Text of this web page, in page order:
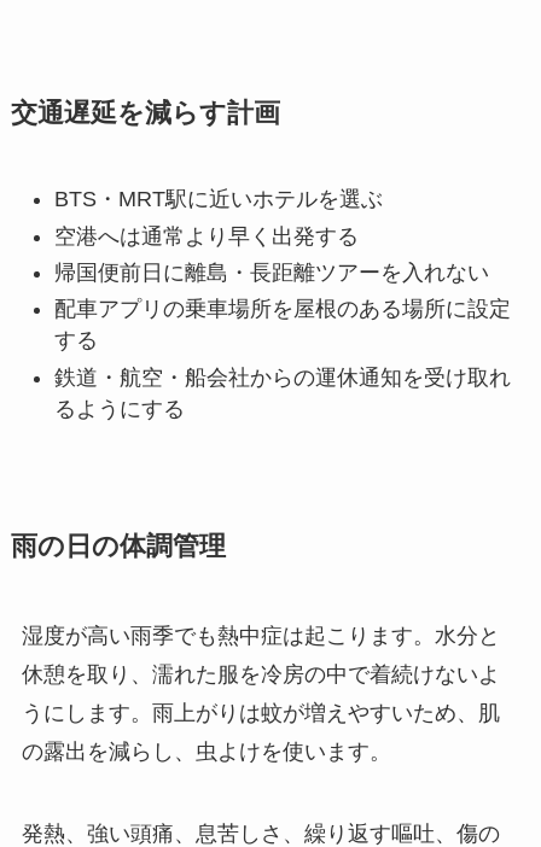
交通遅延を減らす計画
BTS・MRT駅に近いホテルを選ぶ
空港へは通常より早く出発する
帰国便前日に離島・長距離ツアーを入れない
配車アプリの乗車場所を屋根のある場所に設定
する
鉄道・航空・船会社からの運休通知を受け取れ
るようにする
雨の日の体調管理
湿度が高い雨季でも熱中症は起こります。水分と
休憩を取り、濡れた服を冷房の中で着続けないよ
うにします。雨上がりは蚊が増えやすいため、肌
の露出を減らし、虫よけを使います。
発熱、強い頭痛、息苦しさ、繰り返す嘔吐、傷の